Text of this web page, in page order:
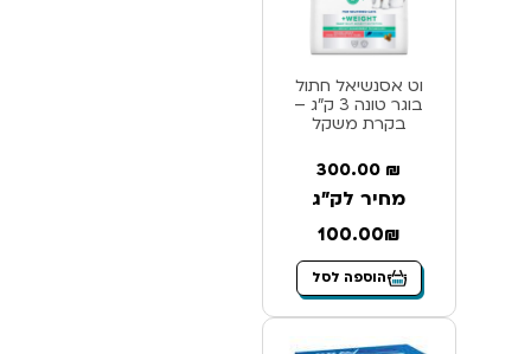
וט אסנשיאל חתול
בוגר טונה 3 ק”ג –
בקרת משקל
300.00 ₪
מחיר לק"ג
100.00₪
הוספה לסל